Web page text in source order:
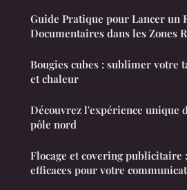
Guide Pratique pour Lancer un
Documentaires dans les Zones
Bougies cubes : sublimer votre
et chaleur
Découvrez l'expérience unique
pôle nord
Flocage et covering publicitaire
efficaces pour votre